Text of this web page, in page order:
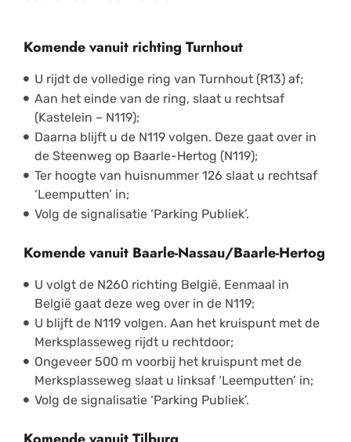
Komende vanuit richting Turnhout
U rijdt de volledige ring van Turnhout (R13) af;
Aan het einde van de ring, slaat u rechtsaf
(Kastelein – N119);
Daarna blijft u de N119 volgen. Deze gaat over in
de Steenweg op Baarle-Hertog (N119);
Ter hoogte van huisnummer 126 slaat u rechtsaf
‘Leemputten’ in;
Volg de signalisatie ‘Parking Publiek’.
Komende vanuit Baarle-Nassau/Baarle-Hertog
U volgt de N260 richting België. Eenmaal in
België gaat deze weg over in de N119;
U blijft de N119 volgen. Aan het kruispunt met de
Merksplasseweg rijdt u rechtdoor;
Ongeveer 500 m voorbij het kruispunt met de
Merksplasseweg slaat u linksaf ‘Leemputten’ in;
Volg de signalisatie ‘Parking Publiek’.